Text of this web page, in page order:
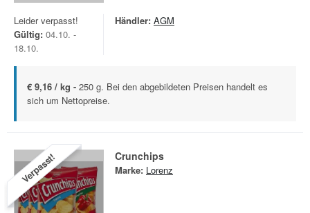
Leider verpasst!
Gültig: 04.10. -
18.10.
Händler: AGM
€ 9,16 / kg - 250 g. Bei den abgebildeten Preisen handelt es
sich um Nettopreise.
Verpasst! Crunchips
Marke: Lorenz